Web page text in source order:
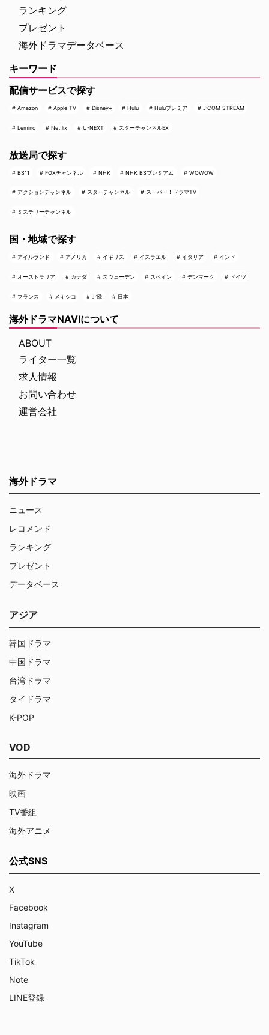
ランキング
プレゼント
海外ドラマデータベース
キーワード
配信サービスで探す
Amazon Apple TV Disney+ Hulu Huluプレミア J:COM STREAM
Lemino Netflix U-NEXT スターチャンネルEX
放送局で探す
BS11 FOXチャンネル NHK NHK BSプレミアム WOWOW
アクションチャンネル スターチャンネル スーパー！ドラマTV
ミステリーチャンネル
国・地域で探す
アイルランド アメリカ イギリス イスラエル イタリア インド
オーストラリア カナダ スウェーデン スペイン デンマーク ドイツ
フランス メキシコ 北欧 日本
海外ドラマNAVIについて
ABOUT
ライター一覧
求人情報
お問い合わせ
運営会社
海外ドラマ
ニュース
レコメンド
ランキング
プレゼント
データベース
アジア
韓国ドラマ
中国ドラマ
台湾ドラマ
タイドラマ
K-POP
VOD
海外ドラマ
映画
TV番組
海外アニメ
公式SNS
X
Facebook
Instagram
YouTube
TikTok
Note
LINE登録